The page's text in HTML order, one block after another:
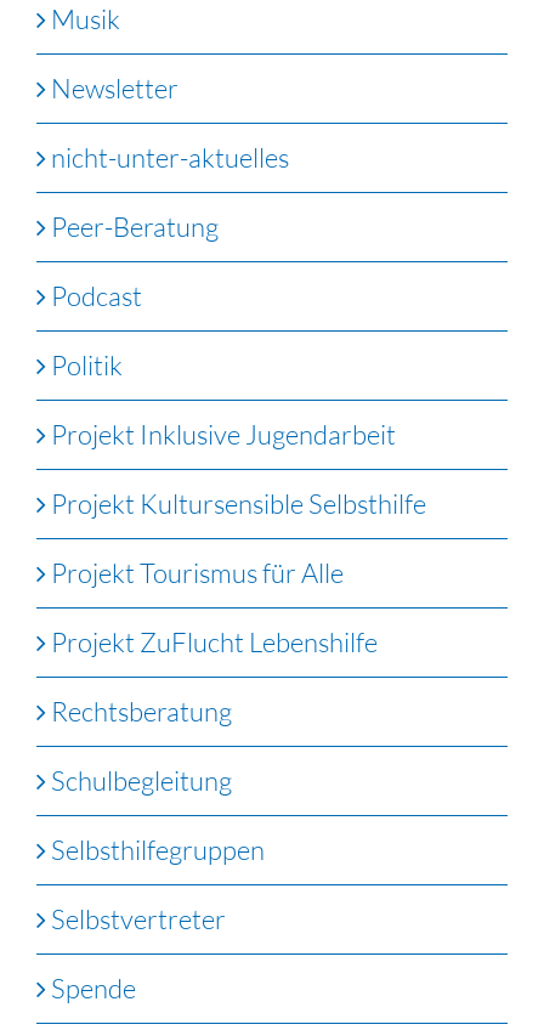
Musik
Newsletter
nicht-unter-aktuelles
Peer-Beratung
Podcast
Politik
Projekt Inklusive Jugendarbeit
Projekt Kultursensible Selbsthilfe
Projekt Tourismus für Alle
Projekt ZuFlucht Lebenshilfe
Rechtsberatung
Schulbegleitung
Selbsthilfegruppen
Selbstvertreter
Spende